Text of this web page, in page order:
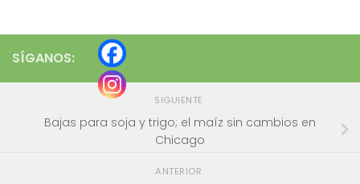
SÍGANOS:
SIGUIENTE
Bajas para soja y trigo; el maíz sin cambios en
Chicago
ANTERIOR